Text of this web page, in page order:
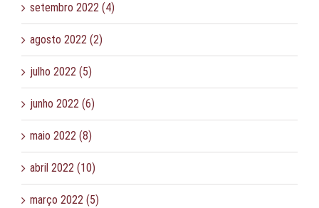
setembro 2022 (4)
agosto 2022 (2)
julho 2022 (5)
junho 2022 (6)
maio 2022 (8)
abril 2022 (10)
março 2022 (5)